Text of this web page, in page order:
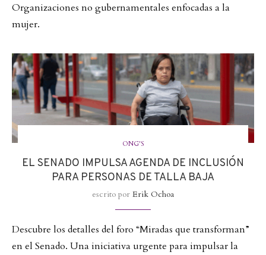
Organizaciones no gubernamentales enfocadas a la
mujer.
ONG'S
EL SENADO IMPULSA AGENDA DE INCLUSIÓN
PARA PERSONAS DE TALLA BAJA
escrito por Erik Ochoa
Descubre los detalles del foro “Miradas que transforman”
en el Senado. Una iniciativa urgente para impulsar la